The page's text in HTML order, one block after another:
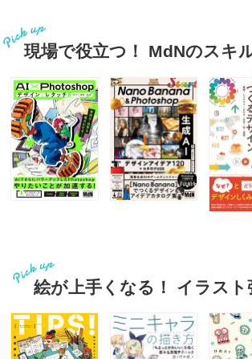
現場で役立つ！ MdNのスキ
絵が上手くなる！ イラスト